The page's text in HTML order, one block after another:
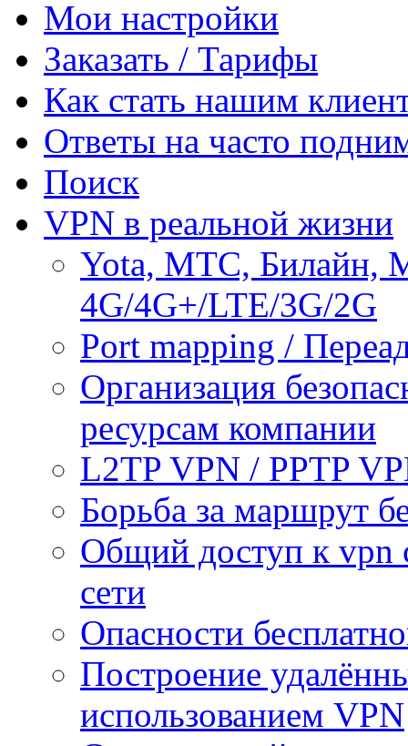
Мои настройки
Заказать / Тарифы
Как стать нашим
Ответы на часто
Поиск
VPN в реальной жизни
Yota, МТС, Билайн,
4G/4G+/LTE/3G/2G
Port mapping /
Организация
ресурсам компании
L2TP VPN / PPTP
Борьба за маршрут
Общий доступ к vpn
сети
Опасности
Построение
использованием VPN